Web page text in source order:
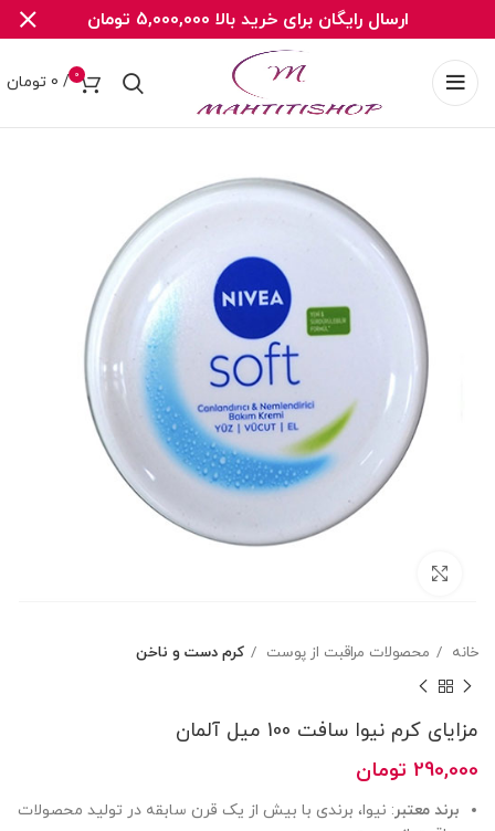
0
/
0 تومان
خانه محصولات مراقبت از پوست کرم دست و ناخن
مزایای کرم نیوا سافت 100 میل آلمان
290,000 تومان
برند معتبر: نیوا، برندی با بیش از یک قرن سابقه در تولید محصولات
ارسال رایگان برای خرید بالا 5,000,000 تومان